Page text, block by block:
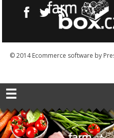
© 2014Ecommerce software by
☰